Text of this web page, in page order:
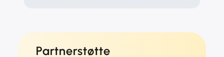
Partnerstøtte